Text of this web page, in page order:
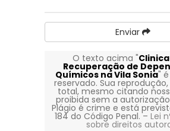
Enviar
O texto acima "
Recuperação de
Químicos na Vila Sonia"
reservado. Sua
total, mesmo citando
proibida sem a
Plágio é crime e está
184 do Código Penal. –Lei
sobre direitos